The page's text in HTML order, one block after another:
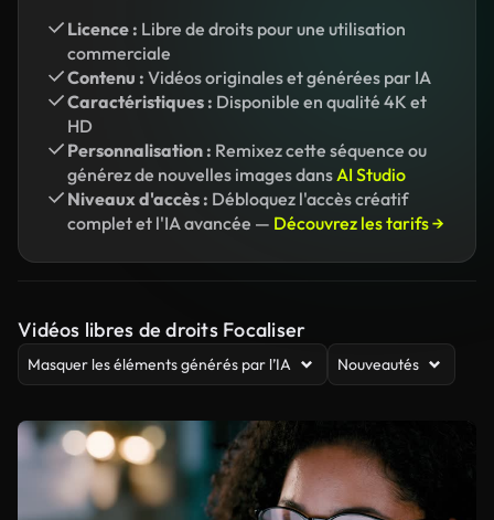
Licence : Libre de droits pour une utilisation
commerciale
Contenu : Vidéos originales et générées par IA
Caractéristiques : Disponible en qualité 4K et
HD
Personnalisation : Remixez cette séquence ou
générez de nouvelles images dansAI Studio
Niveaux d'accès : Débloquez l'accès créatif
complet et l'IA avancée — Découvrez les tarifs →
Vidéos libres de droits Focaliser
Masquer les éléments générés par l’IA Nouveautés